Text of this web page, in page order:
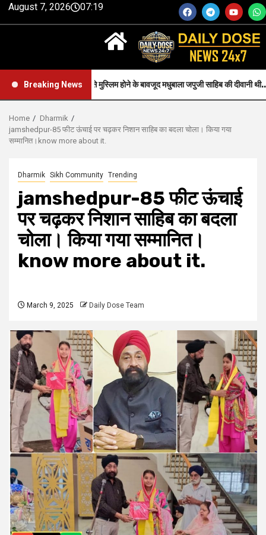
August 7, 2026 07:19
Breaking News
Faith-जन्म से मुस्लिम होने के बावजूद मधुबाला जपुजी साहिब की दीवानी थी..
Home
Dharmik
jamshedpur-85 फीट ऊंचाई पर चढ़कर निशान साहिब का बदला चोला। किया गया
सम्मानित।know more about it.
Dharmik Sikh Community Trending
jamshedpur-85 फीट ऊंचाई
पर चढ़कर निशान साहिब का बदला
चोला। किया गया सम्मानित।
know more about it.
March 9, 2025 Daily Dose Team